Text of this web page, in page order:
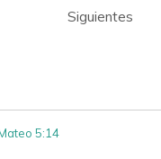
Siguientes
5:14